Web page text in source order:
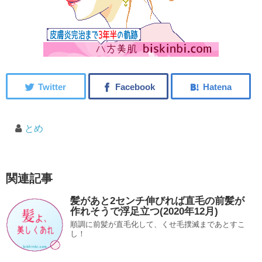
とめ
関連記事
髪があと2センチ伸びれば直毛の前髪が
作れそうで浮足立つ(2020年12月)
順調に前髪が直毛化して、くせ毛撲滅まであとすこ
し！